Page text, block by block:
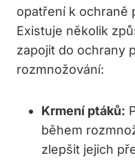
opatření k ochraně
Existuje několik
zapojit do ochrany
rozmnožování:
Krmení ptáků:
během
zlepšit jejich